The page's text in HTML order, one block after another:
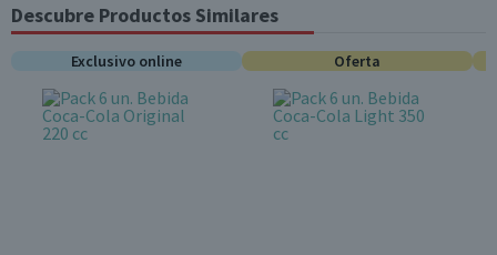
Descubre Productos Similares
Exclusivo online Oferta